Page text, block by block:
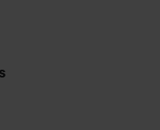
avslutad. Klappa varsamt